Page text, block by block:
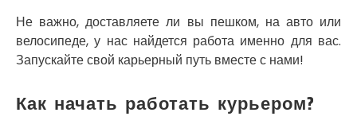
Не важно, доставляете ли вы пешком, на авто или
велосипеде, у нас найдется работа именно для вас.
Запускайте свой карьерный путь вместе с нами!
Как начать работать курьером?
Староконстантинов
Старые Петровцы
Стебник
Стрый